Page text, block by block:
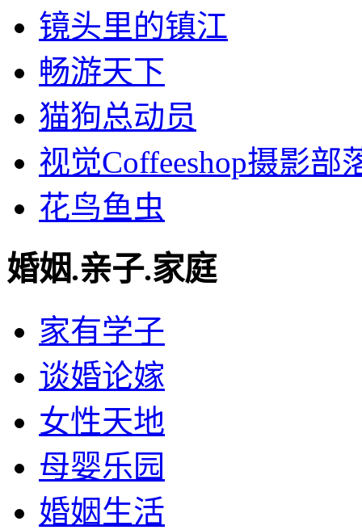
镜头里的镇江
畅游天下
猫狗总动员
视觉Coffeeshop摄影部
花鸟鱼虫
婚姻.亲子.家庭
家有学子
谈婚论嫁
女性天地
母婴乐园
婚姻生活